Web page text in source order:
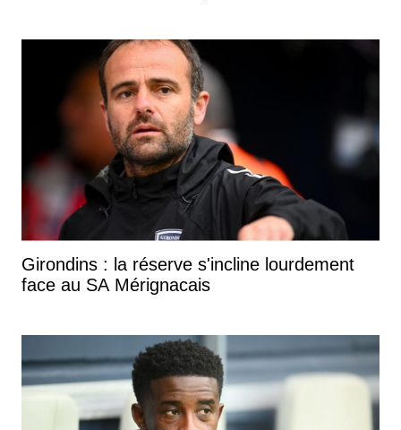
Girondins : la réserve s'incline lourdement
face au SA Mérignacais